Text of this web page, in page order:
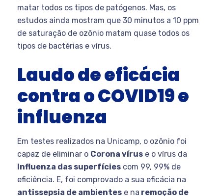
matar todos os tipos de patógenos. Mas, os
estudos ainda mostram que 30 minutos a 10 ppm
de saturação de ozônio matam quase todos os
tipos de bactérias e vírus.
Laudo de eficácia
contra o COVID19 e
influenza
Em testes realizados na Unicamp, o ozônio foi
capaz de eliminar o Corona vírus e o vírus da
Influenza das superfícies com 99, 99% de
eficiência. E, foi comprovado a sua eficácia na
antissepsia de ambientes e na remoção de